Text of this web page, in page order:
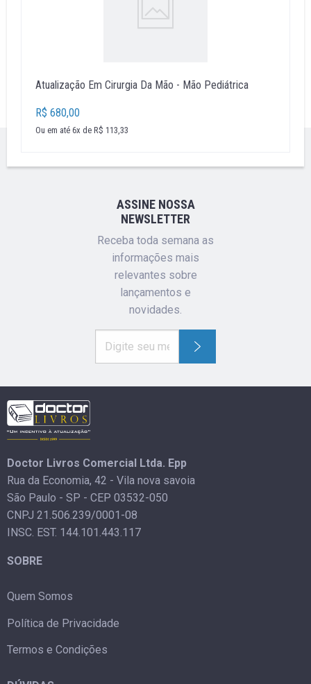
Atualização Em Cirurgia Da Mão - Mão Pediátrica
R$ 680,00
Ou em até 6x de R$ 113,33
ASSINE NOSSA
NEWSLETTER
Receba toda semana as
informações mais
relevantes sobre
lançamentos e
novidades.
Doctor Livros Comercial Ltda. Epp
Rua da Economia, 42 - Vila nova savoia
São Paulo - SP - CEP 03532-050
CNPJ 21.506.239/0001-08
INSC. EST. 144.101.443.117
SOBRE
Quem Somos
Política de Privacidade
Termos e Condições